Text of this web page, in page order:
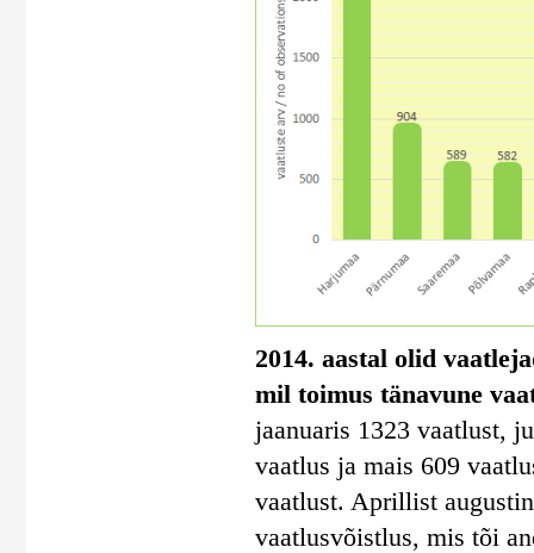
2014. aastal olid
mil toimus tänavune
jaanuaris 1323 vaatlust,
vaatlus ja mais 609
vaatlust. Aprillist
vaatlusvõistlus, mis tõi